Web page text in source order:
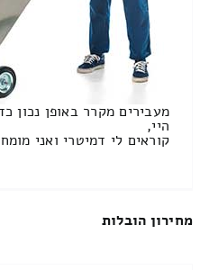
מעבירים מקרר באופן נכון
היי,
קוראים לי דמיטרי ואני
מחירון הובלות